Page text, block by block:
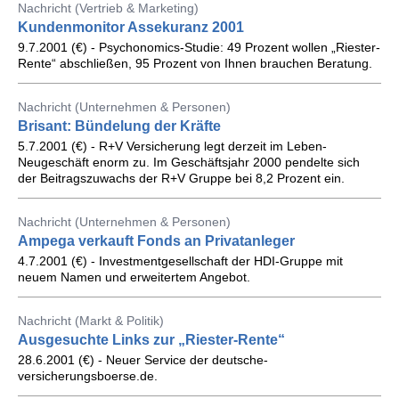
Nachricht (Vertrieb & Marketing)
Kundenmonitor Assekuranz 2001
9.7.2001 (€) - Psychonomics-Studie: 49 Prozent wollen „Riester-
Rente“ abschließen, 95 Prozent von Ihnen brauchen Beratung.
Nachricht (Unternehmen & Personen)
Brisant: Bündelung der Kräfte
5.7.2001 (€) - R+V Versicherung legt derzeit im Leben-
Neugeschäft enorm zu. Im Geschäftsjahr 2000 pendelte sich
der Beitragszuwachs der R+V Gruppe bei 8,2 Prozent ein.
Nachricht (Unternehmen & Personen)
Ampega verkauft Fonds an Privatanleger
4.7.2001 (€) - Investmentgesellschaft der HDI-Gruppe mit
neuem Namen und erweitertem Angebot.
Nachricht (Markt & Politik)
Ausgesuchte Links zur „Riester-Rente“
28.6.2001 (€) - Neuer Service der deutsche-
versicherungsboerse.de.